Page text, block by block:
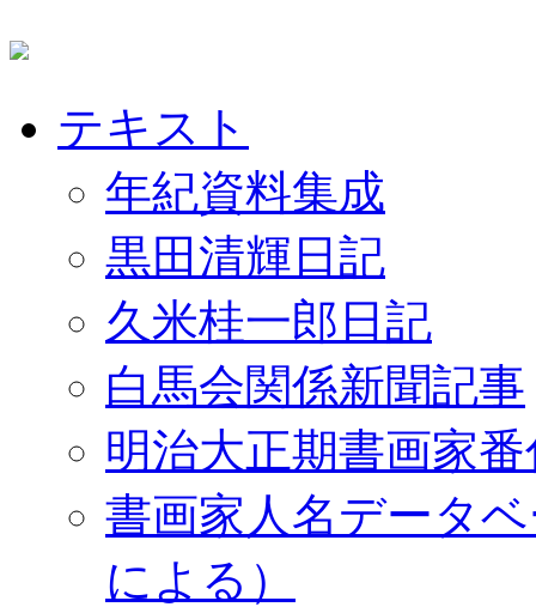
テキスト
年紀資料集成
黒田清輝日記
久米桂一郎日記
白馬会関係新聞記事
明治大正期書画家
書画家人名データ
による）